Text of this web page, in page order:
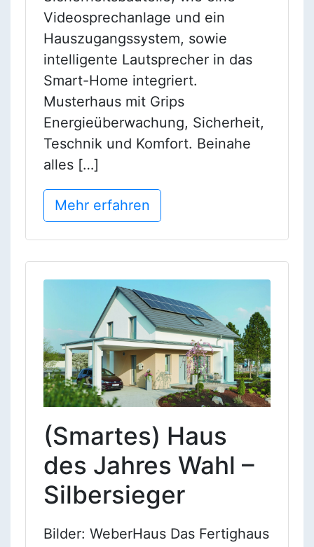
Videosprechanlage und ein
Hauszugangssystem, sowie
intelligente Lautsprecher in das
Smart-Home integriert.
Musterhaus mit Grips
Energieüberwachung, Sicherheit,
Teschnik und Komfort. Beinahe
alles […]
Mehr erfahren
(Smartes) Haus
des Jahres Wahl –
Silbersieger
Bilder: WeberHaus Das Fertighaus